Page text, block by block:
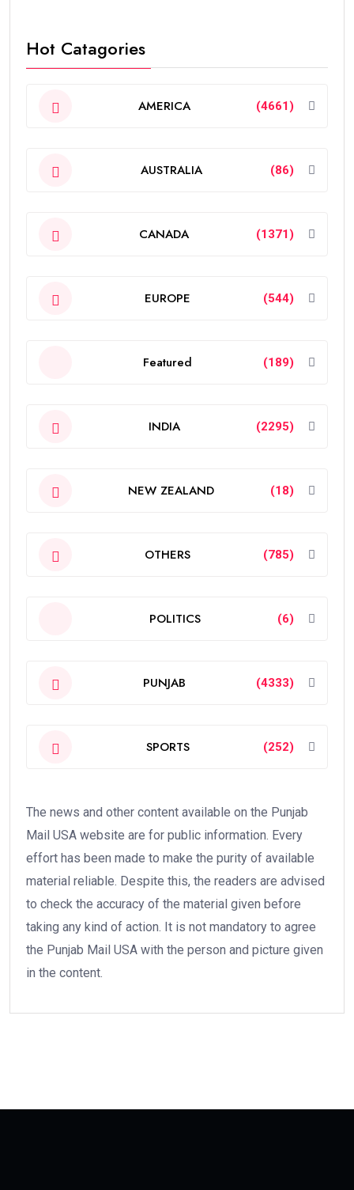
Hot Catagories
AMERICA (4661)
AUSTRALIA (86)
CANADA (1371)
EUROPE (544)
Featured (189)
INDIA (2295)
NEW ZEALAND (18)
OTHERS (785)
POLITICS (6)
PUNJAB (4333)
SPORTS (252)
The news and other content available on the Punjab
Mail USA website are for public information. Every
effort has been made to make the purity of available
material reliable. Despite this, the readers are advised
to check the accuracy of the material given before
taking any kind of action. It is not mandatory to agree
the Punjab Mail USA with the person and picture given
in the content.